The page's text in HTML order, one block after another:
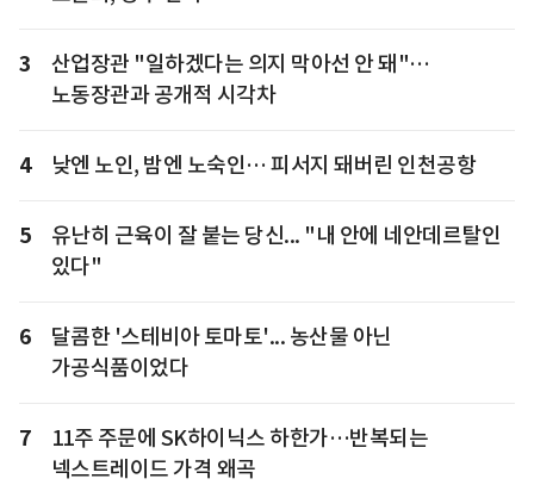
3
산업장관 "일하겠다는 의지 막아선 안 돼"…
노동장관과 공개적 시각차
4 낮엔 노인, 밤엔 노숙인… 피서지 돼버린 인천공항
5
유난히 근육이 잘 붙는 당신... "내 안에 네안데르탈인
있다"
6
달콤한 '스테비아 토마토'... 농산물 아닌
가공식품이었다
7
11주 주문에 SK하이닉스 하한가…반복되는
넥스트레이드 가격 왜곡